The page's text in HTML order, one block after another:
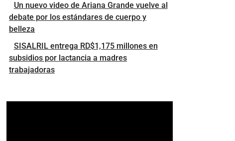
Un nuevo video de Ariana Grande vuelve al
debate por los estándares de cuerpo y
belleza
SISALRIL entrega RD$1,175 millones en
subsidios por lactancia a madres
trabajadoras